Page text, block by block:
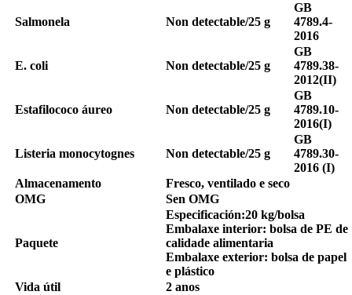
Salmonela Non detectable/25 g
GB
4789.4-
2016
E. coli Non detectable/25 g
GB
4789.38-
2012(II)
Estafilococo áureo Non detectable/25 g
GB
4789.10-
2016(I)
Listeria monocytognes Non detectable/25 g
GB
4789.30-
2016 (I)
Almacenamento
Fresco, ventilado e seco
OMG
Sen OMG
Paquete
Especificación:20 kg/bolsa
Embalaxe interior: bolsa de PE de
calidade alimentaria
Embalaxe exterior: bolsa de papel
e plástico
Vida útil
2 anos